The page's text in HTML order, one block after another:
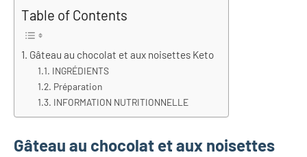
Table of Contents
Gâteau au chocolat et aux noisettes Keto
INGRÉDIENTS
Préparation
INFORMATION NUTRITIONNELLE
Gâteau au chocolat et aux noisettes